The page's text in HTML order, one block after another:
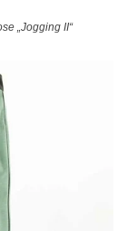
„Jogging II“